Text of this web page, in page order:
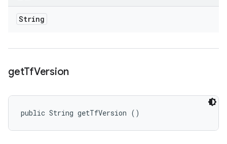
String
getTfVersion
public String getTfVersion ()